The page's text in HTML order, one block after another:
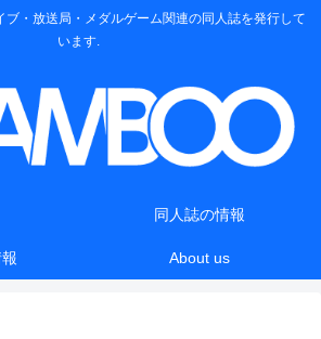
ブ・放送局・メダルゲーム関連の同人誌を発行して
います.
同人誌の情報
About us